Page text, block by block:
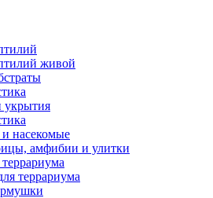
живой
укрытия
насекомые
амфибии и улитки
террариума